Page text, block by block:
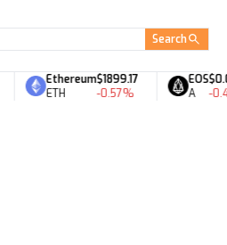
Search
Ethereum
ETH
$1899.17
-0.57%
EOS
A
$0.06
-0.49%